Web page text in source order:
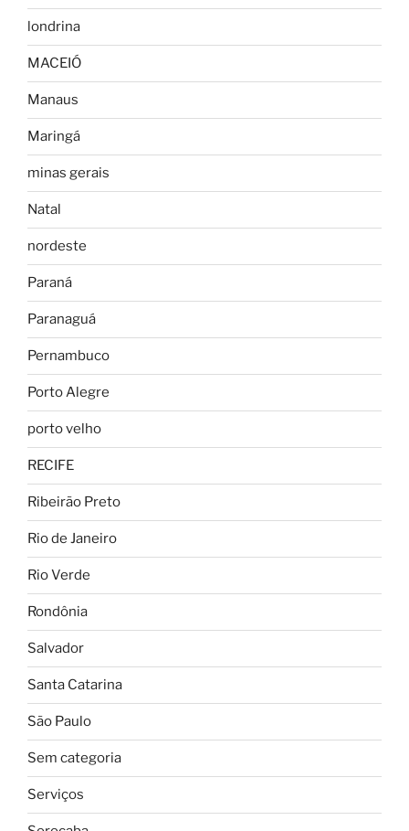
londrina
MACEIÓ
Manaus
Maringá
minas gerais
Natal
nordeste
Paraná
Paranaguá
Pernambuco
Porto Alegre
porto velho
RECIFE
Ribeirão Preto
Rio de Janeiro
Rio Verde
Rondônia
Salvador
Santa Catarina
São Paulo
Sem categoria
Serviços